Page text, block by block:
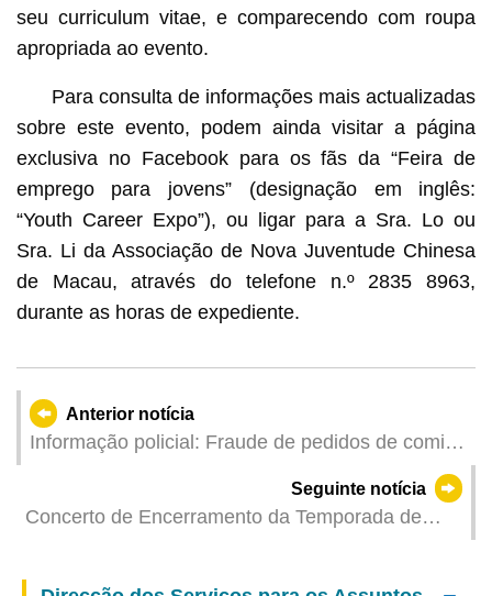
seu curriculum vitae, e comparecendo com roupa
apropriada ao evento.
Para consulta de informações mais actualizadas
sobre este evento, podem ainda visitar a página
exclusiva no Facebook para os fãs da “Feira de
emprego para jovens” (designação em inglês:
“Youth Career Expo”), ou ligar para a Sra. Lo ou
Sra. Li da Associação de Nova Juventude Chinesa
de Macau, através do telefone n.º 2835 8963,
durante as horas de expediente.
Anterior notícia
Informação policial: Fraude de pedidos de comida
online reaparece. A Polícia Judiciária apela aos
cidadãos para estarem atentos e cautelosos.
Seguinte notícia
Concerto de Encerramento da Temporada de